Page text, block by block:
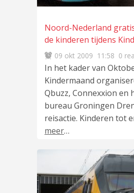
Noord-Nederland
de kinderen tijdens
09 okt 2009 11:58 0
In het kader van
Kindermaand
Qbuzz, Connexxion en
bureau Groningen
reisactie. Kinderen tot
meer…